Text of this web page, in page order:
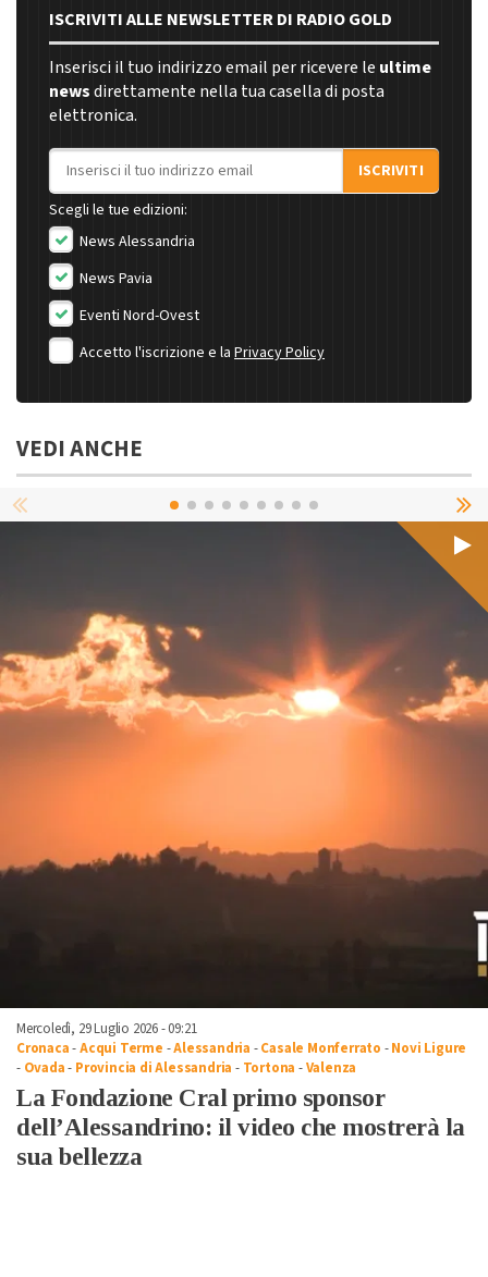
ISCRIVITI ALLE NEWSLETTER DI RADIO GOLD
Inserisci il tuo indirizzo email per ricevere le ultime
newsdirettamente nella tua casella di posta
elettronica.
Indirizzo email
ISCRIVITI
Scegli le tue edizioni:
News Alessandria
News Pavia
Eventi Nord-Ovest
Accetto l'iscrizione e la Privacy Policy
VEDI ANCHE
Mercoledì, 29 Luglio 2026 - 09:21
Cronaca-Acqui Terme -Alessandria -Casale Monferrato -Novi Ligure
- Ovada- Provincia di Alessandria - Tortona -Valenza
La Fondazione Cral primo sponsor
dell’Alessandrino: il video che mostrerà la
sua bellezza